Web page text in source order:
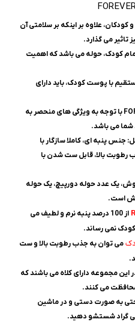
کودکان، علاوه بر اینکه بر سلامتی آن
تاثیر می گذارد.
کودک، حوله می باشد که اهمیت
با پوست کودک، باید دارای
سرویس حوله رزبرن طرح FOREVER LOVE با توجه به ویژگی های منحصر به
شما می باشد.
پنبه ای، کاملا سازگار با
بالا، قابل ست شدن با
یک عدد حوله‌ دورپیچ، یک حوله‌
است.
از 100 درصد پنبه نرم و لطیف می
نمی رساند.
می توان به جذب رطوبت بالا و ست
مجموعه دارای کلاه می باشند که
محافظت می کنند.
به صورت دستی و در ماشین